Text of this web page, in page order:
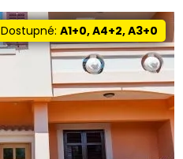
Dostupné:A1+0, A4+2, A3+0